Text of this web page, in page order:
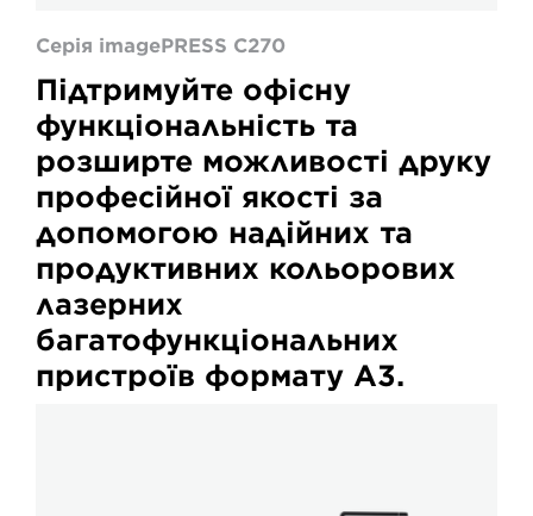
Серія imagePRESS C270
Підтримуйте офісну
функціональність та
розширте можливості друку
професійної якості за
допомогою надійних та
продуктивних кольорових
лазерних
багатофункціональних
пристроїв формату A3.